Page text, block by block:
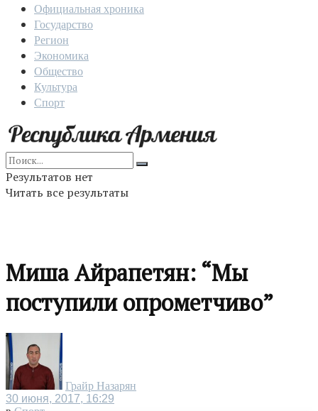
Официальная хроника
Государство
Регион
Экономика
Общество
Культура
Спорт
Результатов нет
Читать все результаты
Миша Айрапетян: “Мы
поступили опрометчиво”
Грайр Назарян
30 июня, 2017, 16:29